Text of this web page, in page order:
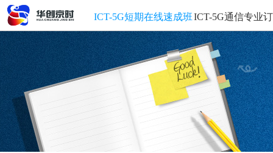
ICT-5G短期在线速成班ICT-5G通信专业